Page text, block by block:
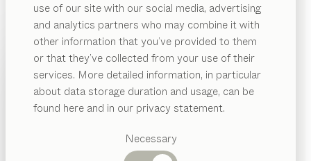
use of our site with our social media, advertising
and analytics partners who may combine it with
other information that you’ve provided to them
or that they’ve collected from your use of their
services. More detailed information, in particular
about data storage duration and usage, can be
found here and in our privacy statement.
Necessary
Catégories
suggérées
PRODUITS
INSPIRATION
QUI SOMMES-NOUS
REVENDEUR
L’harmonie entre les différents matériaux du cadre
confère au lit mylon son charme séduisant. Les lignes
cohérentes, associées aux arrondis précis,
transposent le modèle de lit classique à l’époque
moderne.
TROUVER UN REVENDEUR